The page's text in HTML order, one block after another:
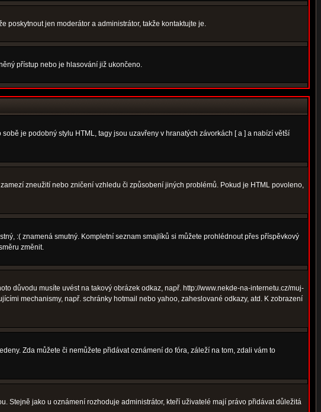
poskytnout jen moderátor a administrátor, takže kontaktujte je.
přístup nebo je hlasování již ukončeno.
je podobný stylu HTML, tagy jsou uzavřeny v hranatých závorkách [ a ] a nabízí větší
zneužití nebo zničení vzhledu či způsobení jiných problémů. Pokud je HTML povoleno,
:( znamená smutný. Kompletní seznam smajlíků si můžete prohlédnout přes příspěvkový
změnit.
důvodu musíte uvést na takový obrázek odkaz, např. http://www.nekde-na-internetu.cz/muj-
mechanismy, např. schránky hotmail nebo yahoo, zaheslované odkazy, atd. K zobrazení
Zda můžete či nemůžete přidávat oznámení do fóra, záleží na tom, zdali vám to
Stejně jako u oznámení rozhoduje administrátor, kteří uživatelé mají právo přidávat důležitá